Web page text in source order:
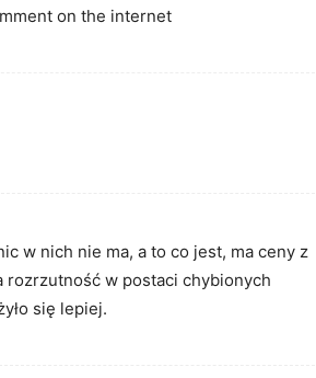
on the internet
w nich nie ma, a to co jest, ma ceny z
rozrzutność w postaci chybionych
się lepiej.